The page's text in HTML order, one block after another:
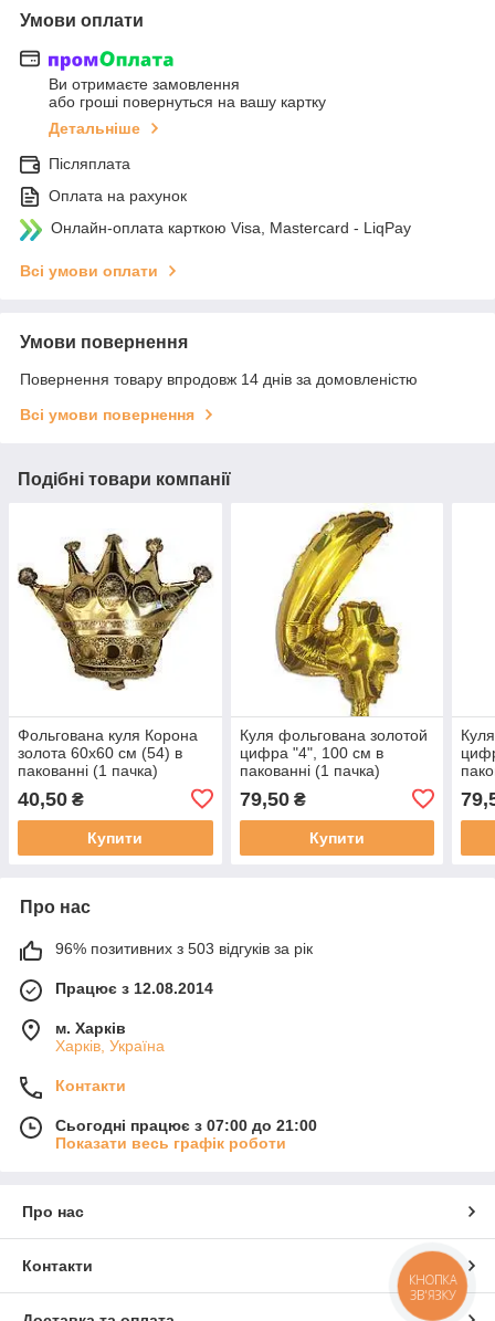
Умови оплати
Ви отримаєте замовлення
або гроші повернуться на вашу картку
Детальніше
Післяплата
Оплата на рахунок
Онлайн-оплата карткою Visa, Mastercard - LiqPay
Всі умови оплати
Умови повернення
Повернення товару впродовж 14 днів за домовленістю
Всі умови повернення
Подібні товари компанії
Фольгована куля Корона
золота 60х60 см (54) в
пакованні (1 пачка)
40,50 ₴
Купити
Куля фольгована золотой
цифра "4", 100 см в
пакованні (1 пачка)
79,50₴
Купити
Про нас
96% позитивних з 503 відгуків за рік
Працює з 12.08.2014
м. Харків
Харків, Україна
Контакти
Сьогодні працює з 07:00 до 21:00
Показати весь графік роботи
Про нас
Контакти
КНОПКА
ЗВ'ЯЗКУ